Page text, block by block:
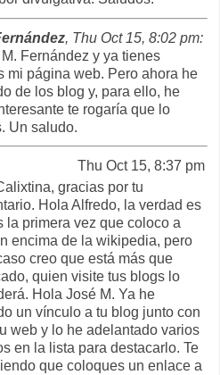
, Thu Oct 15, 8:02 pm:
Fernández y ya tienes
mi página web. Pero ahora he
de los blog y, para ello, he
te rogaría que lo
Un saludo.
Thu Oct 15, 8:37 pm
gracias por tu
Hola Alfredo, la verdad es
la primera vez que coloco a
encima de la wikipedia, pero
creo que está más que
quien visite tus blogs lo
Hola José M. Ya he
un vínculo a tu blog junto con
web y lo he adelantado varios
en la lista para destacarlo. Te
que coloques un enlace a